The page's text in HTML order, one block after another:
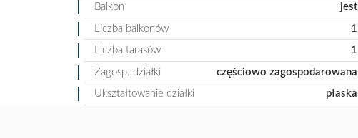
Balkon jest
Liczba balkonów 1
Liczba tarasów 1
Zagosp. działki częściowo zagospodarowana
Ukształtowanie działki płaska